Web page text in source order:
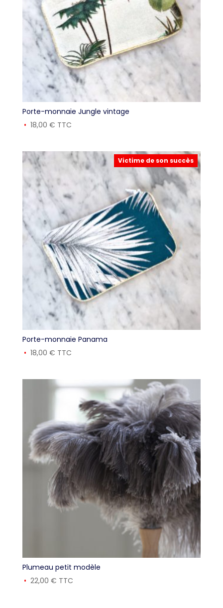
Porte-monnaie Jungle vintage
18,00 € TTC
Victime de son succès
Porte-monnaie Panama
18,00 € TTC
Plumeau petit modèle
22,00 € TTC